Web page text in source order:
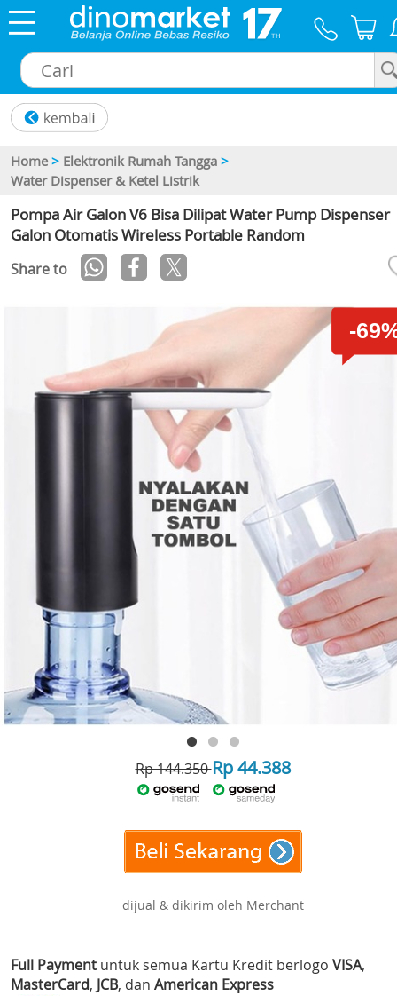
Home > Elektronik Rumah Tangga >
Water Dispenser & Ketel Listrik
Pompa Air Galon V6 Bisa Dilipat Water Pump Dispenser
Galon Otomatis Wireless Portable Random
Share to
-
Rp 144.350Rp 44.388
dijual & dikirim oleh Merchant
Full Payment untuk semua Kartu Kredit berlogo VISA,
MasterCard, JCB, dan American Express